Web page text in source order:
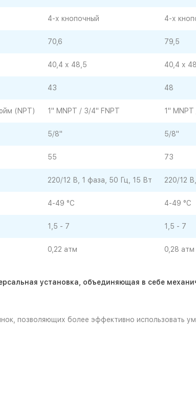
4-х кнопочный 4-х
70,6 79,5
40,4 х 48,5 40,4 х
43 48
(NPT) 1" MNPT / 3/4" FNPT 1"
5/8" 5/8"
55 73
220/12 В, 1 фаза, 50 Гц, 15 Вт 220/12
4-49 °С 4-49 °С
1,5 - 7 1,5 - 7
0,22 атм 0,28 атм
установка, объединяющая в себе
позволяющих более эффективно использовать